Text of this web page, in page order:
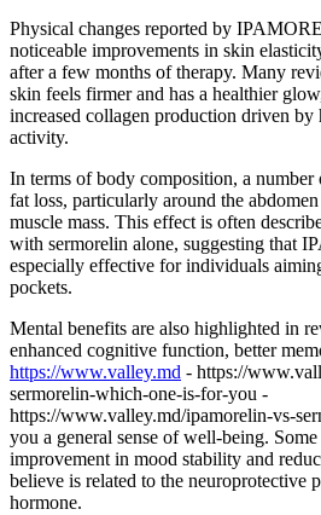
Physical changes reported by
noticeable improvements in skin
after a few months of therapy. Many
skin feels firmer and has a healthier
increased collagen production driven
activity.
In terms of body composition, a
fat loss, particularly around the
muscle mass. This effect is often
with sermorelin alone, suggesting that
especially effective for individuals
pockets.
Mental benefits are also highlighted in
enhanced cognitive function, better
https://www.valley.md - https://
sermorelin-which-one-is-for-you -
https://www.valley.md/ipamorelin-vs-
you a general sense of well-being.
improvement in mood stability and
believe is related to the neuroprotective
hormone.